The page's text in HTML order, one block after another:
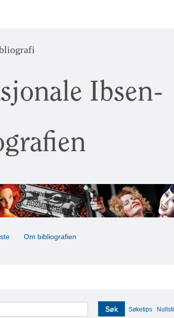
Ibsen-
Om bibliografien
Søk Søketips Nullstill